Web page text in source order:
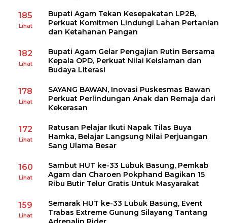
185
Lihat
Bupati Agam Tekan Kesepakatan LP2B,
Perkuat Komitmen Lindungi Lahan Pertanian
dan Ketahanan Pangan
182
Lihat
Bupati Agam Gelar Pengajian Rutin Bersama
Kepala OPD, Perkuat Nilai Keislaman dan
Budaya Literasi
178
Lihat
SAYANG BAWAN, Inovasi Puskesmas Bawan
Perkuat Perlindungan Anak dan Remaja dari
Kekerasan
172
Lihat
Ratusan Pelajar Ikuti Napak Tilas Buya
Hamka, Belajar Langsung Nilai Perjuangan
Sang Ulama Besar
160
Lihat
Sambut HUT ke-33 Lubuk Basung, Pemkab
Agam dan Charoen Pokphand Bagikan 15
Ribu Butir Telur Gratis Untuk Masyarakat
159
Lihat
Semarak HUT ke-33 Lubuk Basung, Event
Trabas Extreme Gunung Silayang Tantang